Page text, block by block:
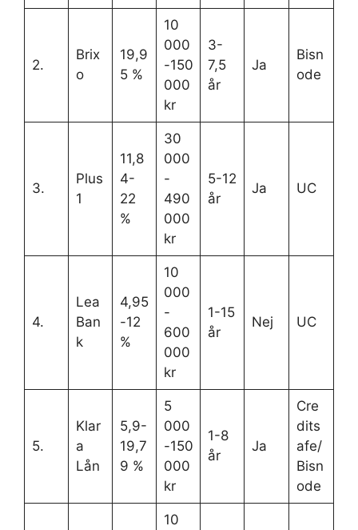
2.
Brix
o
19,9
5 %
10
000
-150
000
kr
3-
7,5
år
Ja
Bisn
ode
3.
Plus
1
11,8
4-
22
%
30
000
-
490
000
kr
5-12
år
Ja UC
4.
Lea
Ban
k
4,95
-12
%
10
000
-
600
000
kr
1-15
år
Nej UC
5.
Klar
a
Lån
5,9-
19,7
9 %
5
000
-150
000
kr
1-8
år
Ja
Cre
dits
afe/
Bisn
ode
10